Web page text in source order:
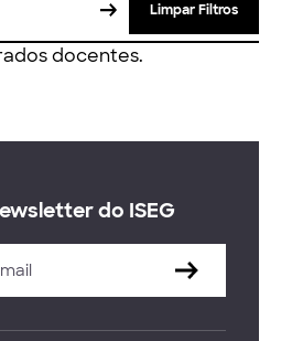
Limpar Filtros
docentes.
do ISEG